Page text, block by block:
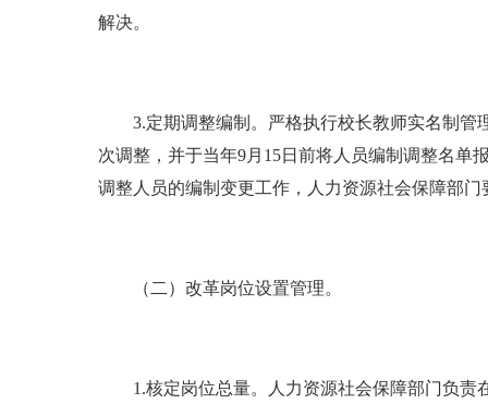
解决。
3.定期调整编制。严格执行校长教师实名制管
次调整，并于当年9月15日前将人员编制调整名单
调整人员的编制变更工作，人力资源社会保障部
（二）改革岗位设置管理。
1.核定岗位总量。人力资源社会保障部门负责